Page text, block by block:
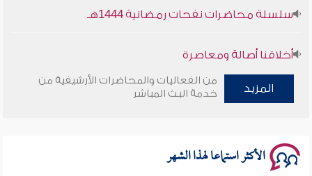
سلسلة محاضرات نفحات رمضانية 1444هـ
أخلاقنا أصالة ومعاصرة
وأمنهم من خوف 9
المزيد
من الفعاليات والمحاضرات الأرشيفية من
خدمة البث المباشر
الأكثر استماعا لهذا الشهر